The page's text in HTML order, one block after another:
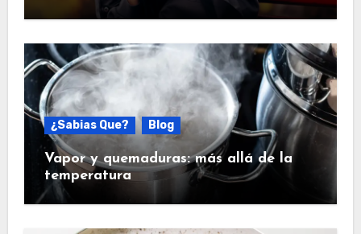
¿Sabias Que? Blog
Vapor y quemaduras: más allá de la
temperatura